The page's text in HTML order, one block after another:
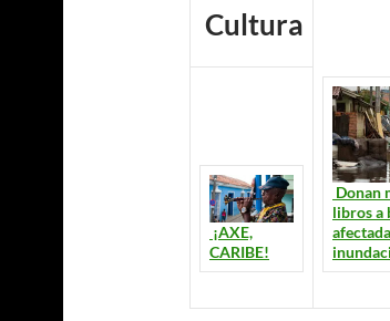
Cultura
¡AXE,
CARIBE!
Donan
libros a